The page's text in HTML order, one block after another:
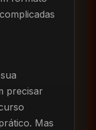
precisar
Mas